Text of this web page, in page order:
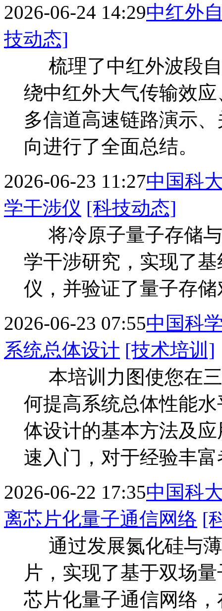
2026-06-24 14:29中红外
技动态]
梳理了中红外波段
绕中红外大气传输效
多信道高速链路演示
向进行了全面总结。
2026-06-23 11:27中国科
学干涉仪 [科技动态]
将冷原子量子存储
学干涉研究，实现了
仪，并验证了量子存
2026-06-23 07:55中国科
系统总体设计 [技术培训]
本培训力图使您在三
何提高系统总体性能
体设计的基本方法及
速入门，对于经验丰
2026-06-22 17:35中国科
离芯片化量子通信网络 [
通过发展氮化硅与
片，实现了基于双场
芯片化量子通信网络